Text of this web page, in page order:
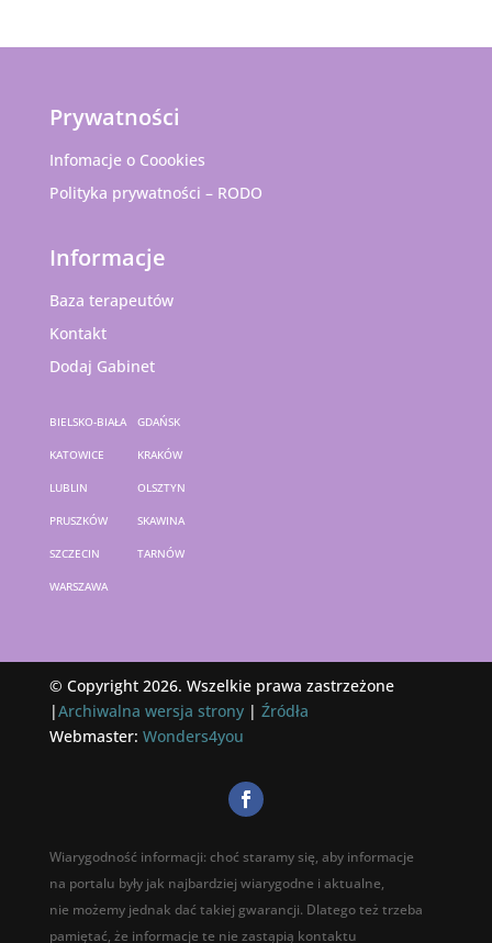
Prywatności
Infomacje o Coookies
Polityka prywatności – RODO
Informacje
Baza terapeutów
Kontakt
Dodaj Gabinet
BIELSKO-BIAŁA GDAŃSK
KATOWICE KRAKÓW
LUBLIN OLSZTYN
PRUSZKÓW SKAWINA
SZCZECIN TARNÓW
WARSZAWA
© Copyright 2026. Wszelkie prawa zastrzeżone
|Archiwalna wersja strony| Źródła
Webmaster: Wonders4you
Wiarygodność informacji: choć staramy się, aby informacje
na portalu były jak najbardziej wiarygodne i aktualne,
nie możemy jednak dać takiej gwarancji. Dlatego też trzeba
pamiętać, że informacje te nie zastąpią kontaktu